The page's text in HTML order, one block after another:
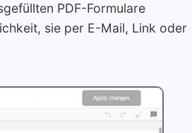
PDF-Formulare
sie per E-Mail, Link oder